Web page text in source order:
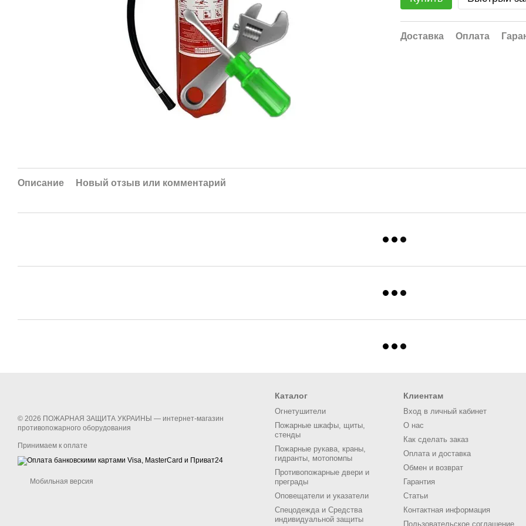
Доставка Оплата
Описание Новый отзыв или комментарий
© 2026 ПОЖАРНАЯ ЗАЩИТА УКРАИНЫ — интернет-магазин
противопожарного оборудования
Принимаем к оплате
Мобильная версия
Каталог
Огнетушители
Пожарные шкафы, щиты,
стенды
Пожарные рукава, краны,
гидранты, мотопомпы
Противопожарные двери и
преграды
Оповещатели и указатели
Спецодежда и Средства
индивидуальной защиты
Клиентам
Вход в личный кабинет
О нас
Как сделать заказ
Оплата и доставка
Обмен и возврат
Гарантия
Статьи
Контактная информация
Пользовательское соглашение